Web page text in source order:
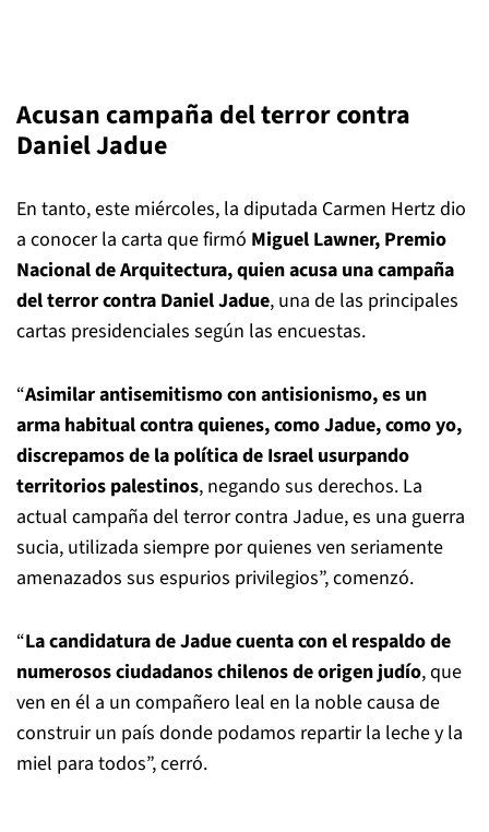
Acusan campaña del terror contra
Daniel Jadue
En tanto, este miércoles, la diputada Carmen Hertz dio
a conocer la carta que firmó Miguel Lawner, Premio
Nacional de Arquitectura, quien acusa una campaña
del terror contra Daniel Jadue, una de las principales
cartas presidenciales según las encuestas.
“Asimilar antisemitismo con antisionismo, es un
arma habitual contra quienes, como Jadue, como yo,
discrepamos de la política de Israel usurpando
territorios palestinos, negando sus derechos. La
actual campaña del terror contra Jadue, es una guerra
sucia, utilizada siempre por quienes ven seriamente
amenazados sus espurios privilegios”, comenzó.
“La candidatura de Jadue cuenta con el respaldo de
numerosos ciudadanos chilenos de origen judío, que
ven en él a un compañero leal en la noble causa de
construir un país donde podamos repartir la leche y la
miel para todos”, cerró.